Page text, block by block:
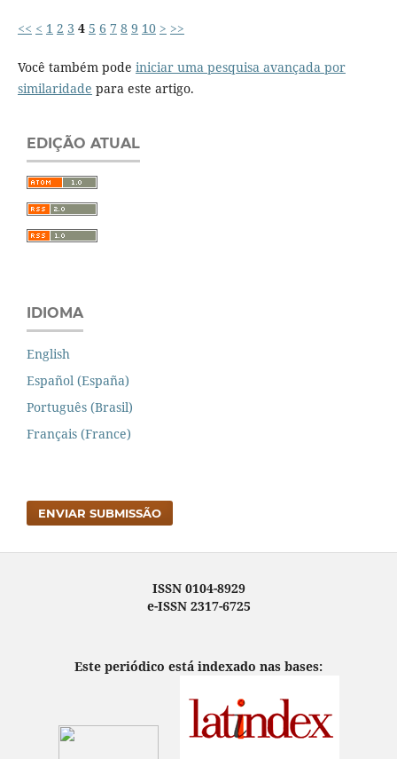
<< < 1 2 3 4 5 6 7 8 9 10 > >>
Você também pode iniciar uma pesquisa avançada por
similaridade para este artigo.
EDIÇÃO ATUAL
IDIOMA
English
Español (España)
Português (Brasil)
Français (France)
ENVIAR SUBMISSÃO
ISSN 0104-8929
e-ISSN 2317-6725
Este periódico está indexado nas bases: